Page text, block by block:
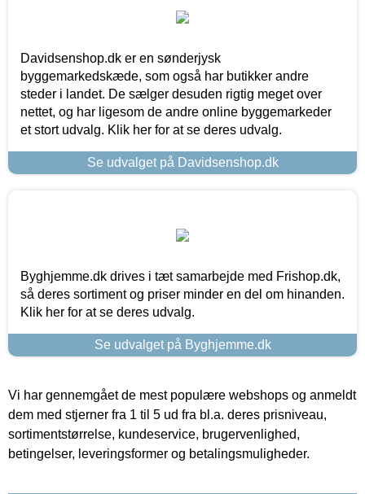
Davidsenshop.dk er en sønderjysk
byggemarkedskæde, som også har butikker andre
steder i landet. De sælger desuden rigtig meget over
nettet, og har ligesom de andre online byggemarkeder
et stort udvalg. Klik her for at se deres udvalg.
Se udvalget på Davidsenshop.dk
Byghjemme.dk drives i tæt samarbejde med Frishop.dk,
så deres sortiment og priser minder en del om hinanden.
Klik her for at se deres udvalg.
Se udvalget på Byghjemme.dk
Vi har gennemgået de mest populære webshops og anmeldt
dem med stjerner fra 1 til 5 ud fra bl.a. deres prisniveau,
sortimentstørrelse, kundeservice, brugervenlighed,
betingelser, leveringsformer og betalingsmuligheder.